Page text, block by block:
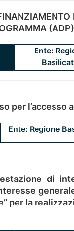
Ente:
per
Ente: Regione
di
per la